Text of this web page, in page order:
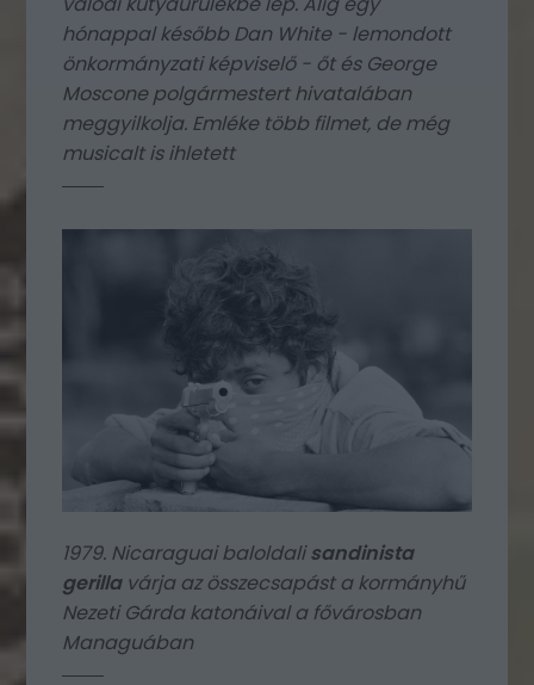
hónappal később Dan White - lemondott
önkormányzati képviselő - őt és George
Moscone polgármestert hivatalában
meggyilkolja. Emléke több filmet, de még
musicalt is ihletett
1979. Nicaraguai baloldalisandinista
gerillavárja az összecsapást a kormányhű
Nezeti Gárda katonáival a fővárosban
Managuában